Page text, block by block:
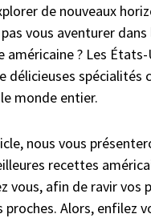
de nouveaux
vous aventurer dans
américaine ? Les États-
délicieuses spécialités
monde entier.
nous vous
recettes
vous, afin de ravir vos
proches. Alors, enfilez